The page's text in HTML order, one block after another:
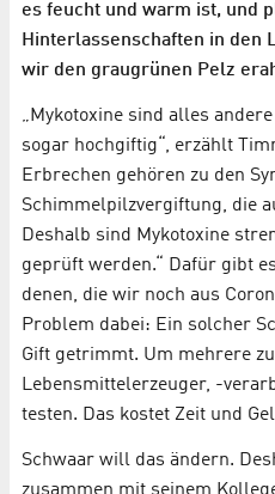
es feucht und warm ist, und
Hinterlassenschaften in den
wir den graugrünen Pelz
„Mykotoxine sind alles
sogar hochgiftig“, erzählt
Erbrechen gehören zu den
Schimmelpilzvergiftung, die
Deshalb sind Mykotoxine
geprüft werden.“ Dafür gibt
denen, die wir noch aus
Problem dabei: Ein solcher
Gift getrimmt. Um mehrere
Lebensmittelerzeuger, -
testen. Das kostet Zeit und
Schwaar will das ändern.